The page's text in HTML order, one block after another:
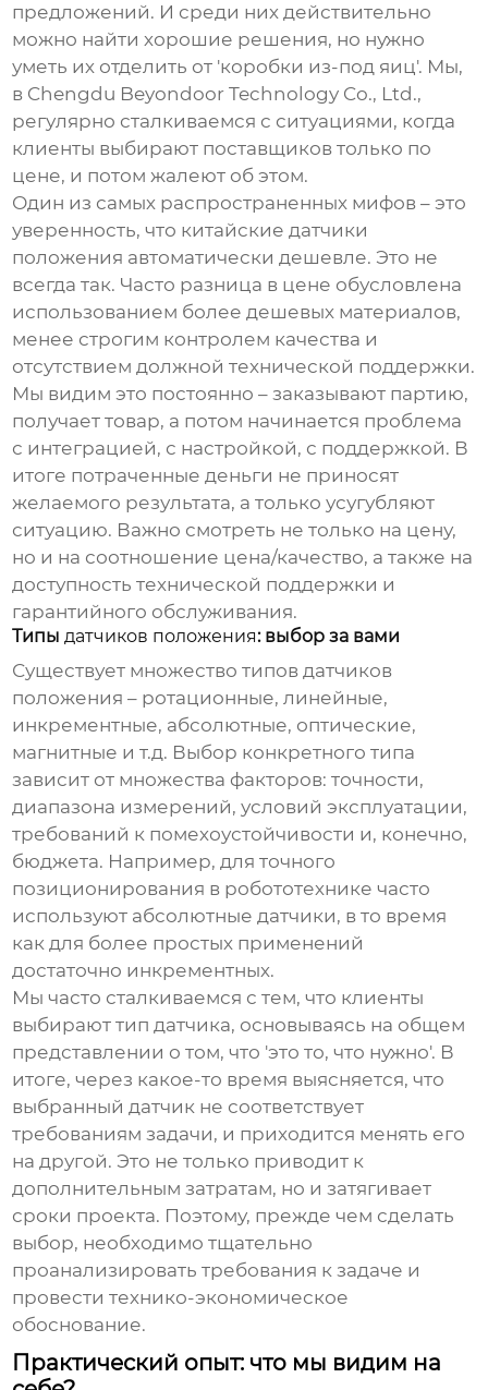
предложений. И среди них действительно
можно найти хорошие решения, но нужно
уметь их отделить от 'коробки из-под яиц'. Мы,
в Chengdu Beyondoor Technology Co., Ltd.,
регулярно сталкиваемся с ситуациями, когда
клиенты выбирают поставщиков только по
цене, и потом жалеют об этом.
Один из самых распространенных мифов – это
уверенность, что китайскиедатчики
положения автоматически дешевле. Это не
всегда так. Часто разница в цене обусловлена
использованием более дешевых материалов,
менее строгим контролем качества и
отсутствием должной технической поддержки.
Мы видим это постоянно – заказывают партию,
получает товар, а потом начинается проблема
с интеграцией, с настройкой, с поддержкой. В
итоге потраченные деньги не приносят
желаемого результата, а только усугубляют
ситуацию. Важно смотреть не только на цену,
но и на соотношение цена/качество, а также на
доступность технической поддержки и
гарантийного обслуживания.
Типыдатчиков положения: выбор за вами
Существует множество типовдатчиков
положения – ротационные, линейные,
инкрементные, абсолютные, оптические,
магнитные и т.д. Выбор конкретного типа
зависит от множества факторов: точности,
диапазона измерений, условий эксплуатации,
требований к помехоустойчивости и, конечно,
бюджета. Например, для точного
позиционирования в робототехнике часто
используют абсолютные датчики, в то время
как для более простых применений
достаточно инкрементных.
Мы часто сталкиваемся с тем, что клиенты
выбирают тип датчика, основываясь на общем
представлении о том, что 'это то, что нужно'. В
итоге, через какое-то время выясняется, что
выбранный датчик не соответствует
требованиям задачи, и приходится менять его
на другой. Это не только приводит к
дополнительным затратам, но и затягивает
сроки проекта. Поэтому, прежде чем сделать
выбор, необходимо тщательно
проанализировать требования к задаче и
провести технико-экономическое
обоснование.
Практический опыт: что мы видим на